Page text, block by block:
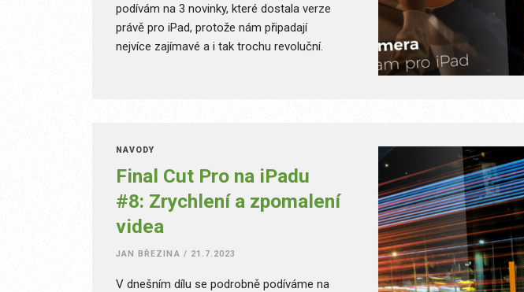
podívám na 3 novinky, které dostala verze
právě pro iPad, protože nám připadají
nejvíce zajímavé a i tak trochu revoluční.
NÁVODY
Final Cut Pro na iPadu
#8: Zrychlení a zpomalení
videa
JAN BŘEZINA / 21.7.2023
V dnešním dílu se podrobně podíváme na